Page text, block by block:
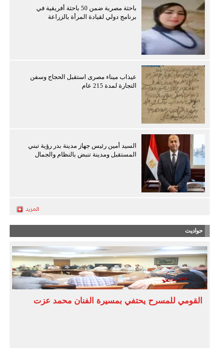
باحثة مصرية ضمن 50 باحثة أفريقية في
برنامج دولي لقيادة المرأة بالزراعة
عيذاب ميناء مصرى استقبل الحجاج وسفن
التجارة لمدة 215 عام
السيد أمين رئيس جهاز مدينة بدر رؤية تبني
المستقبل ومدينة تنبض بالنظام والجمال
حواديت
القومي للمسرح يحتفي بمسيرة الفنان محمد عزت